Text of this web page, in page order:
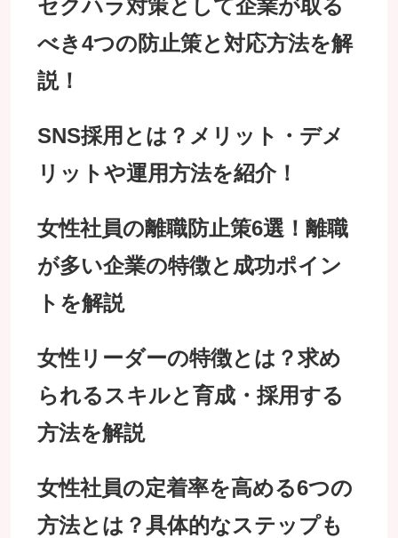
セクハラ対策として企業が取る
べき4つの防止策と対応方法を解
説！
SNS採用とは？メリット・デメ
リットや運用方法を紹介！
女性社員の離職防止策6選！離職
が多い企業の特徴と成功ポイン
トを解説
女性リーダーの特徴とは？求め
られるスキルと育成・採用する
方法を解説
女性社員の定着率を高める6つの
方法とは？具体的なステップも